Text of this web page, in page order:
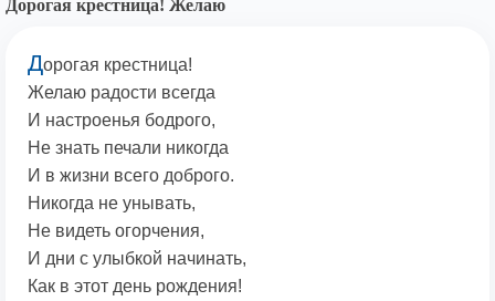
Дорогая крестница! Желаю
Дорогая крестница!
Желаю радости всегда
И настроенья бодрого,
Не знать печали никогда
И в жизни всего доброго.
Никогда не унывать,
Не видеть огорчения,
И дни с улыбкой начинать,
Как в этот день рождения!